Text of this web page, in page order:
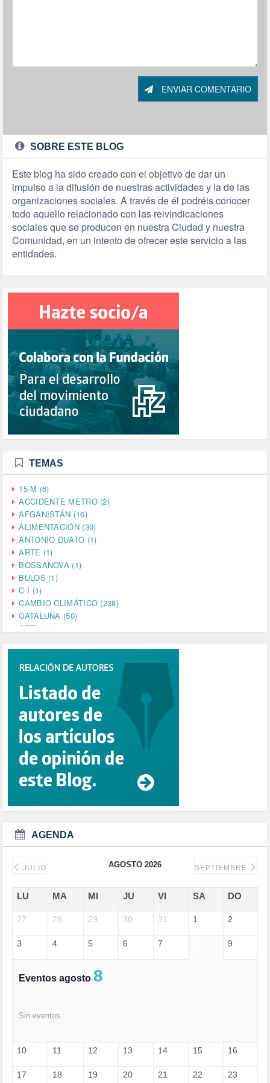
ENVIAR COMENTARIO
SOBRE ESTE BLOG
Este blog ha sido creado con el objetivo de dar un
impulso a la difusión de nuestras actividades y la de las
organizaciones sociales. A través de él podréis conocer
todo aquello relacionado con las reivindicaciones
sociales que se producen en nuestra Ciudad y nuestra
Comunidad, en un intento de ofrecer este servicio a las
entidades.
TEMAS
15-M (6)
ACCIDENTE METRO (2)
AFGANISTÁN (16)
ALIMENTACIÓN (30)
ANTONIO DUATO (1)
ARTE (1)
BOSSANOVA (1)
BULOS (1)
C I (1)
CAMBIO CLIMÁTICO (238)
CATALUÑA (50)
CETA (2)
CINE (35)
COMPROMISO (2)
CONFERENCIA (1)
CONSUMO (1)
CORONAVIRUS (155)
CORRUPCIÓN (215)
CULTURA (704)
DANA (78)
DD.HH. (1)
DEMOCRACIA (1)
DEMOCRAIA (1)
DEPORTES (2)
DERECHOS SOCIALES (739)
DONALD TRUMP (82)
EDGAR MORIN (1)
EMIGRACIÓN (4)
ESPECULACIÓN (2)
FELICIDAD (1)
FRANCISCO (5)
GUERRA (133)
HUMOR (1)
AGENDA
JULIO AGOSTO 2026 SEPTIEMBRE
LU MA MI JU VI SA DO
27 28 29 30 31 1 2
3 4 5 6 7 9
Eventos agosto 8
Sin eventos
10 11 12 13 14 15 16
17 18 19 20 21 22 23